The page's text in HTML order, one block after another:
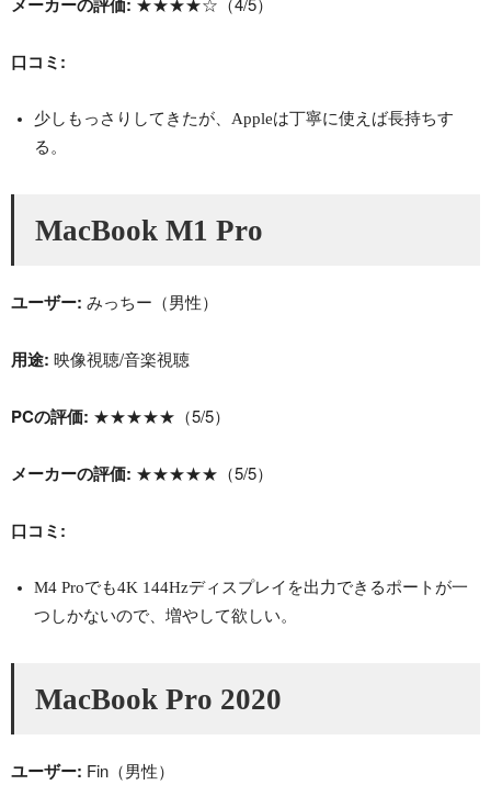
口コミ:
少しもっさりしてきたが、Appleは丁寧に使えば長持ちす
る。
MacBook M1 Pro
ユーザー: みっちー（男性）
用途: 映像視聴/音楽視聴
PCの評価: ★★★★★（5/5）
メーカーの評価: ★★★★★（5/5）
口コミ:
M4 Proでも4K 144Hzディスプレイを出力できるポートが一
つしかないので、増やして欲しい。
MacBook Pro 2020
ユーザー: Fin（男性）